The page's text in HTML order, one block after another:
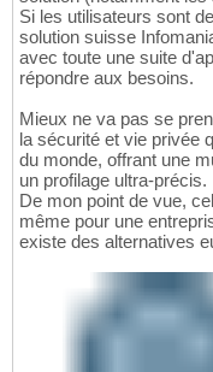
Si les utilisateurs sont
solution suisse
avec toute une suite
répondre aux besoins.
Mieux ne va pas se
la sécurité et vie privée
du monde, offrant une
un profilage ultra-précis.
De mon point de vue,
même pour une
existe des alternatives